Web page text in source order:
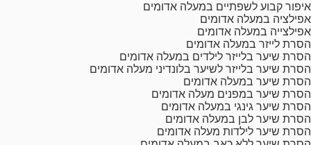
איפור קבוע לשפתיים במעלה אדומים
אפילציה במעלה אדומים
אפילצייה במעלה אדומים
הסרת לייזר במעלה אדומים
הסרת שיער בלייזר לילדים במעלה אדומים
הסרת שיער בלייזר לשיער בלונדיני מעלה אדומים
הסרת שיער במעלה אדומים
הסרת שיער במפנים מעלה אדומים
הסרת שיער גינגי במעלה אדומים
הסרת שיער לבן במעלה אדומים
הסרת שיער לילדות מעלה אדומים